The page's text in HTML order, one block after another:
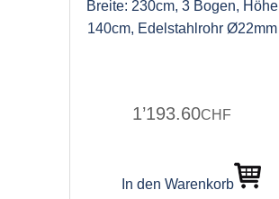
Breite: 230cm, 3 Bogen, Höhe
140cm, Edelstahlrohr Ø22mm
1’193.60CHF
In den Warenkorb